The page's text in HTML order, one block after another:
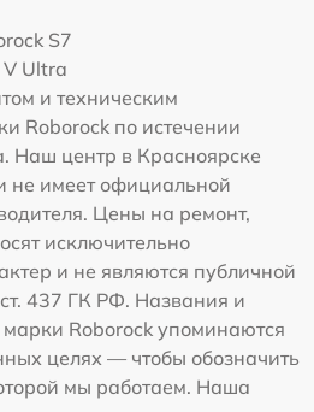
S7
Ultra
и техническим
Roborock по истечении
Наш центр в Красноярске
не имеет официальной
Цены на ремонт,
исключительно
и не являются публичной
437 ГК РФ. Названия и
марки Roborock упоминаются
целях — чтобы обозначить
мы работаем. Наша